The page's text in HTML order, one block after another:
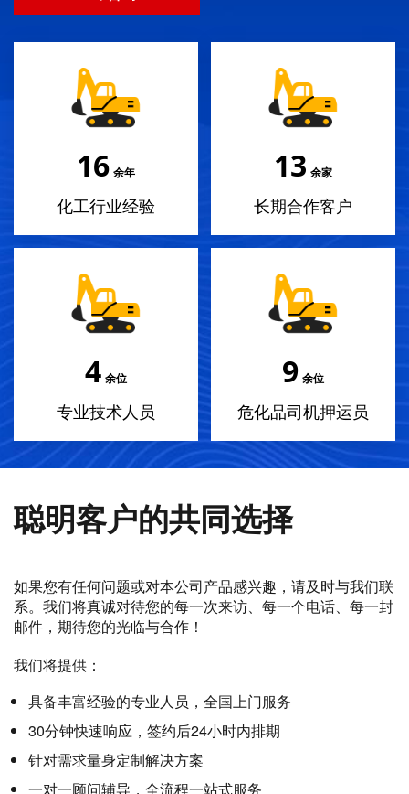
18 余年
化工行业经验
14 余家
长期合作客户
4 余位
专业技术人员
10 余位
危化品司机押运员
聪明客户的共同选择
如果您有任何问题或对本公司产品感兴趣，请及时与我们联
系。我们将真诚对待您的每一次来访、每一个电话、每一封
邮件，期待您的光临与合作！
我们将提供：
具备丰富经验的专业人员，全国上门服务
30分钟快速响应，签约后24小时内排期
针对需求量身定制解决方案
一对一顾问辅导，全流程一站式服务